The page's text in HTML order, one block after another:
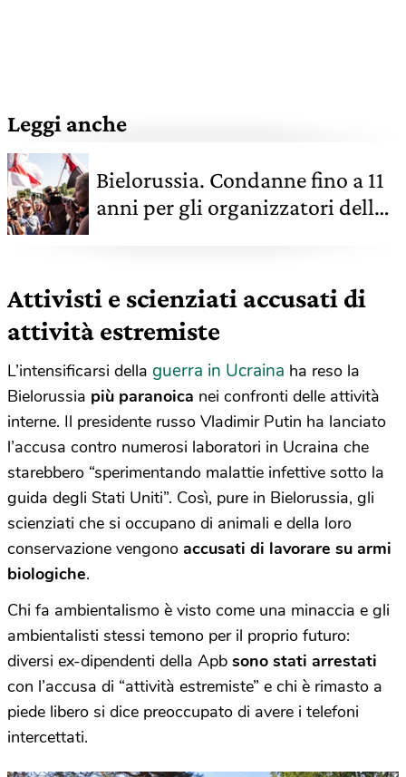
Leggi anche
Bielorussia. Condanne fino a 11
anni per gli organizzatori delle
Attivisti e scienziati accusati di
attività estremiste
L’intensificarsi della guerra in Ucraina ha reso la
Bielorussia più paranoica nei confronti delle attività
interne. Il presidente russo Vladimir Putin ha lanciato
l’accusa contro numerosi laboratori in Ucraina che
starebbero “sperimentando malattie infettive sotto la
guida degli Stati Uniti”. Così, pure in Bielorussia, gli
scienziati che si occupano di animali e della loro
conservazione vengono accusati di lavorare su armi
biologiche.
Chi fa ambientalismo è visto come una minaccia e gli
ambientalisti stessi temono per il proprio futuro:
diversi ex-dipendenti della Apb sono stati arrestati
con l’accusa di “attività estremiste” e chi è rimasto a
piede libero si dice preoccupato di avere i telefoni
intercettati.